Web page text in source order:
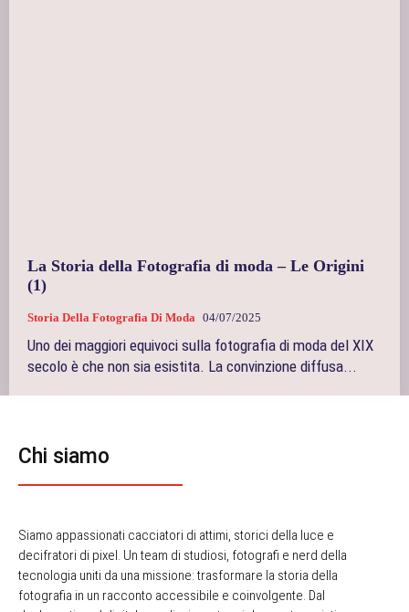
La Storia della Fotografia di moda – Le Origini
(1)
Storia Della Fotografia Di Moda 04/07/2025
Uno dei maggiori equivoci sulla fotografia di moda del XIX
secolo è che non sia esistita. La convinzione diffusa...
Chi siamo
Siamo appassionati cacciatori di attimi, storici della luce e
decifratori di pixel. Un team di studiosi, fotografi e nerd della
tecnologia uniti da una missione: trasformare la storia della
fotografia in un racconto accessibile e coinvolgente. Dal